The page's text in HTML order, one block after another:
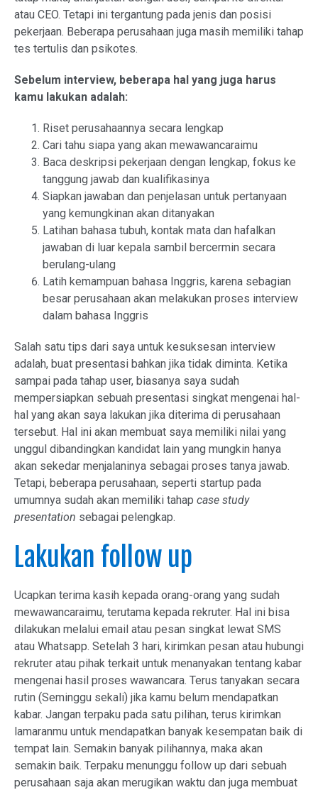
atau CEO. Tetapi ini tergantung pada jenis dan posisi
pekerjaan. Beberapa perusahaan juga masih memiliki tahap
tes tertulis dan psikotes.
Sebelum interview, beberapa hal yang juga harus
kamu lakukan adalah:
Riset perusahaannya secara lengkap
Cari tahu siapa yang akan mewawancaraimu
Baca deskripsi pekerjaan dengan lengkap, fokus ke
tanggung jawab dan kualifikasinya
Siapkan jawaban dan penjelasan untuk pertanyaan
yang kemungkinan akan ditanyakan
Latihan bahasa tubuh, kontak mata dan hafalkan
jawaban di luar kepala sambil bercermin secara
berulang-ulang
Latih kemampuan bahasa Inggris, karena sebagian
besar perusahaan akan melakukan proses interview
dalam bahasa Inggris
Salah satu tips dari saya untuk kesuksesan interview
adalah, buat presentasi bahkan jika tidak diminta. Ketika
sampai pada tahap user, biasanya saya sudah
mempersiapkan sebuah presentasi singkat mengenai hal-
hal yang akan saya lakukan jika diterima di perusahaan
tersebut. Hal ini akan membuat saya memiliki nilai yang
unggul dibandingkan kandidat lain yang mungkin hanya
akan sekedar menjalaninya sebagai proses tanya jawab.
Tetapi, beberapa perusahaan, seperti startup pada
umumnya sudah akan memiliki tahap case study
presentation sebagai pelengkap.
Lakukan follow up
Ucapkan terima kasih kepada orang-orang yang sudah
mewawancaraimu, terutama kepada rekruter. Hal ini bisa
dilakukan melalui email atau pesan singkat lewat SMS
atau Whatsapp. Setelah 3 hari, kirimkan pesan atau hubungi
rekruter atau pihak terkait untuk menanyakan tentang kabar
mengenai hasil proses wawancara. Terus tanyakan secara
rutin (Seminggu sekali) jika kamu belum mendapatkan
kabar. Jangan terpaku pada satu pilihan, terus kirimkan
lamaranmu untuk mendapatkan banyak kesempatan baik di
tempat lain. Semakin banyak pilihannya, maka akan
semakin baik. Terpaku menunggu follow up dari sebuah
perusahaan saja akan merugikan waktu dan juga membuat